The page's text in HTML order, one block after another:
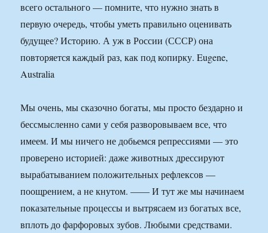
всего остального — помните, что нужно знать в
первую очередь, чтобы уметь правильно оценивать
будущее? Историю. А уж в России (СССР) она
повторяется каждый раз, как под копирку. Eugene,
Australia
Мы очень, мы сказочно богаты, мы просто бездарно и
бессмысленно сами у себя разворовываем все, что
имеем. И мы ничего не добьемся репрессиями — это
проверено историей: даже животных дрессируют
вырабатыванием положительных рефлексов —
поощрением, а не кнутом. —— И тут же мы начинаем
показательные процессы и вытрясаем из богатых все,
вплоть до фарфоровых зубов. Любыми средствами.